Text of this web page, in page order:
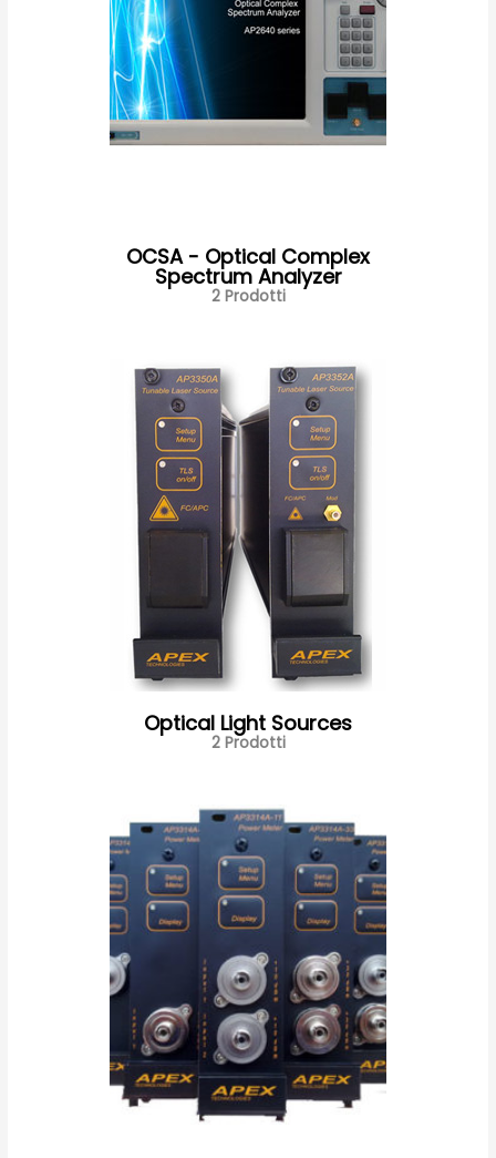
OCSA - Optical Complex
Spectrum Analyzer
2 Prodotti
Optical Light Sources
2 Prodotti